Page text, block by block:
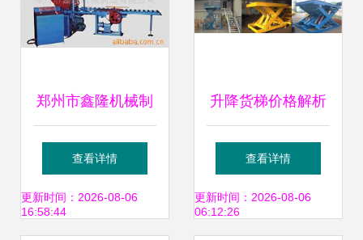
郑州市鑫隆机械制
造 其他工程与建筑
机械产品列表
查看详情
更新时间：2026-08-06
16:58:44
升降货梯价格解析
及山东优质厂家推
荐——济南华烁液
查看详情
更新时间：2026-08-06
06:12:26